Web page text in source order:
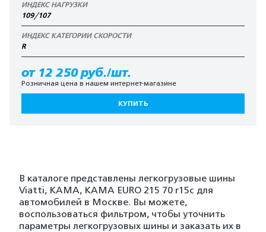
ИНДЕКС НАГРУЗКИ
109/107
ИНДЕКС КАТЕГОРИИ СКОРОСТИ
R
от 12 250 руб./шт.
Розничная цена в нашем интернет-магазине
КУПИТЬ
В каталоге представлены легкогрузовые шины
Viatti, KAMA, KAMA EURO 215 70 r15c для
автомобилей в Москве. Вы можете,
воспользоваться фильтром, чтобы уточнить
параметры легкогрузовых шины и заказать их в